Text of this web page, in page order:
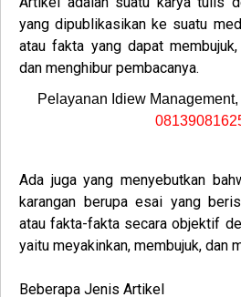
yang dipublikasikan ke suatu
atau fakta yang dapat
dan menghibur pembacanya.
Pelayanan Idiew
Ada juga yang menyebutkan
karangan berupa esai yang
atau fakta-fakta secara objektif
yaitu meyakinkan, membujuk, dan
Beberapa Jenis Artikel